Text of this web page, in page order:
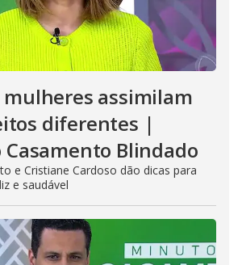
mulheres assimilam
diferentes |
Blindado
e Cristiane Cardoso dão dicas para
e saudável